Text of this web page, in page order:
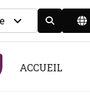
Display
ACCUEIL